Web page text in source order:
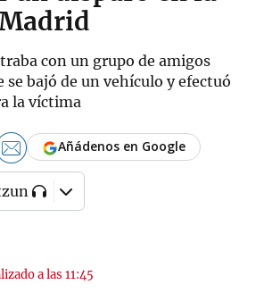
con un grupo de amigos
bajó de un vehículo y efectuó
la víctima
a las 11:45
Añádenos en Google